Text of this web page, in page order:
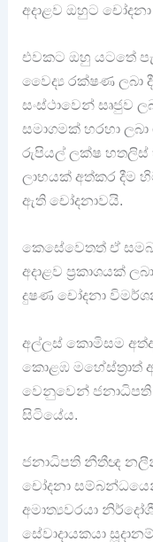
අදාළව ඔහුට
එවකට ඔහු යටතේ
වෛද්‍ය රක්ෂණ ලබා
සංස්ථාවෙන් සෘජුව
සමාගමක් හරහා ලබා
රුපියල් ලක්ෂ හතලිස්
ලාභයක් අත්කර දීම
ඇති චෝදනාවයි.
කෙසේවෙතත් ඒ
අදාළව ප්‍රකාශයක්
දුෂණ චෝදනා
අල්ලස් කොමිසම
කොළඹ මහේස්ත්‍රාත්
වෙනුවෙන්
සිටියේය.
ජනාධිපති නීතීඥ
චෝදනා
අමාත්‍යවරයා
සේවාදායකයා